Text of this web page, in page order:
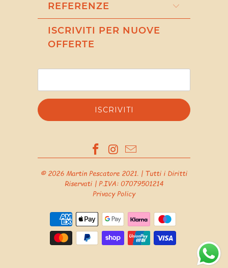
REFERENZE
ISCRIVITI PER NUOVE
OFFERTE
© 2026 Martin Pescatore 2021. | Tutti i Diritti
Riservati | P.IVA: 07079501214
Privacy Policy